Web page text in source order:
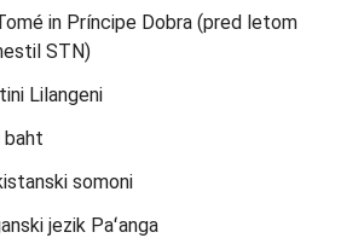
in Príncipe Dobra (pred letom
STN)
Lilangeni
baht
somoni
jezik Paʻanga